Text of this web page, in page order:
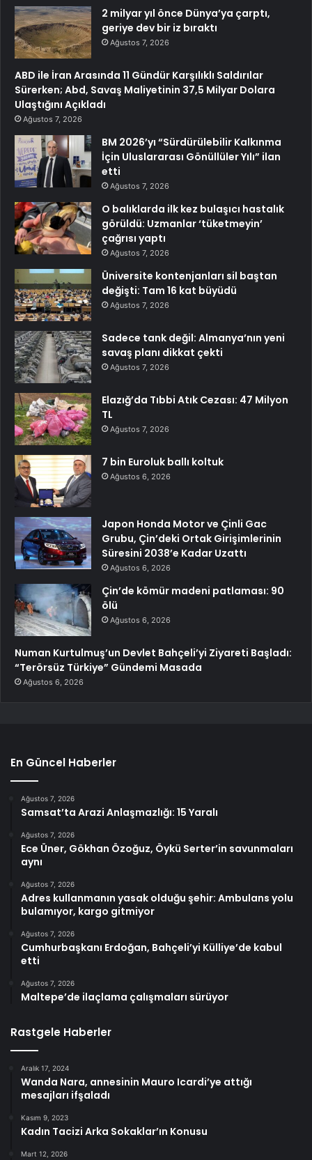
2 milyar yıl önce Dünya’ya çarptı,
geriye dev bir iz bıraktı
Ağustos 7, 2026
ABD ile İran Arasında 11 Gündür Karşılıklı Saldırılar
Sürerken; Abd, Savaş Maliyetinin 37,5 Milyar Dolara
Ulaştığını Açıkladı
Ağustos 7, 2026
BM 2026’yı “Sürdürülebilir Kalkınma
İçin Uluslararası Gönüllüler Yılı” ilan
etti
Ağustos 7, 2026
O balıklarda ilk kez bulaşıcı hastalık
görüldü: Uzmanlar ‘tüketmeyin’
çağrısı yaptı
Ağustos 7, 2026
Üniversite kontenjanları sil baştan
değişti: Tam 16 kat büyüdü
Ağustos 7, 2026
Sadece tank değil: Almanya’nın yeni
savaş planı dikkat çekti
Ağustos 7, 2026
Elazığ’da Tıbbi Atık Cezası: 47 Milyon
TL
Ağustos 7, 2026
7 bin Euroluk ballı koltuk
Ağustos 6, 2026
Japon Honda Motor ve Çinli Gac
Grubu, Çin’deki Ortak Girişimlerinin
Süresini 2038’e Kadar Uzattı
Ağustos 6, 2026
Çin’de kömür madeni patlaması: 90
ölü
Ağustos 6, 2026
Numan Kurtulmuş’un Devlet Bahçeli’yi Ziyareti Başladı:
“Terörsüz Türkiye” Gündemi Masada
Ağustos 6, 2026
En Güncel Haberler
Ağustos 7, 2026
Samsat’ta Arazi Anlaşmazlığı: 15 Yaralı
Ağustos 7, 2026
Ece Üner, Gökhan Özoğuz, Öykü Serter’in savunmaları
aynı
Ağustos 7, 2026
Adres kullanmanın yasak olduğu şehir: Ambulans yolu
bulamıyor, kargo gitmiyor
Ağustos 7, 2026
Cumhurbaşkanı Erdoğan, Bahçeli’yi Külliye’de kabul
etti
Ağustos 7, 2026
Maltepe’de ilaçlama çalışmaları sürüyor
Rastgele Haberler
Aralık 17, 2024
Wanda Nara, annesinin Mauro Icardi’ye attığı
mesajları ifşaladı
Kasım 9, 2023
Kadın Tacizi Arka Sokaklar’ın Konusu
Mart 12, 2026